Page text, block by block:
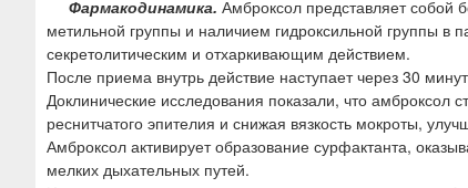
Фармакодинамика. Амброксол представляет собой
метильной группы и наличием гидроксильной группы в
секретолитическим и отхаркивающим действием.
После приема внутрь действие наступает через 30
Доклинические исследования показали, что амброксол
реснитчатого эпителия и снижая вязкость мокроты,
Амброксол активирует образование сурфактанта,
мелких дыхательных путей.